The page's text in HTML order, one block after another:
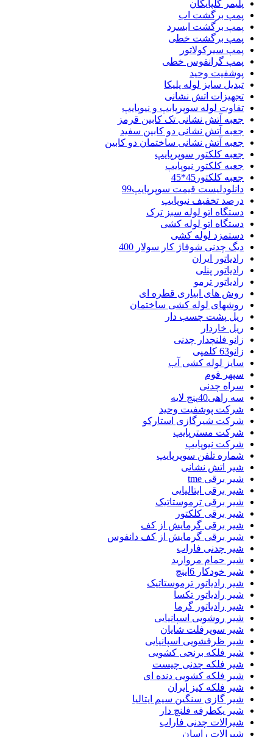
پلیمر گلپایگان
پمپ برگشت اب
پمپ برگشت ابسرد
پمپ برگشت خطی
پمپ سیرکولاتور
پمپ گرانفوس خطی
پوشفیت وحید
تبدیل سایز لوله پلیکا
تجهیزات اتش نشانی
تفاوت لوله سوپرپابپ و نیوپایپ
جعبه آتش نشانی تک کابین قرمز
جعبه آتش نشانی دو کابین سفید
جعبه آتش نشانی ساختمان دو کابین
جعبه کلکتور سوپرپایپ
جعبه کلکتور نیوپایپ
جعبه کلکتور45*45
دانلودلیست قیمت سوپرپایپ99
درصد تخفیف نیوپایپ
دستگاه اتو لوله سبز ترک
دستگاه اتو لوله کشی
دستمزد لوله کشی
دیگ چدنی شوفاژ کار سولار 400
رادیاتور ایران
رادیاتور پنلی
رادیاتور ترمو
روش های ابیاری قطره ای
روشهای لوله کشی ساختمان
ریل پشت چسب دار
ریل خاردار
زانو فلنچدار چدنی
زانو63 کلمپی
سایز لوله کشی آب
سپهر فوم
سراه چدنی
سه راهی40پنج لایه
شرکت پوشفیت وحید
شرکت شیرگازی استارکو
شرکت مسترپایپ
شرکت نیوپایپ
شماره تلفن سوپرپایپ
شیر اتش نشانی
شیر برقی tme
شیر برقی ایتالیایی
شیر برقی ترموستاتیک
شیر برقی کلکتور
شیر برقی گرمایش از کف
شیر برقی گرمایش از کف دانفوس
شیر چدنی فاراب
شیر حمام مروارید
شیر خودکار 6اینچ
شیر رادیاتور ترموستاتیک
شیر رادیاتور تکسا
شیر رادیاتور گرما
شیر روشویی اسپانیایی
شیر سوپرفلت شایان
شیر ظرفشویی اسپانیایی
شیر فلکه برنجی کشویی
شیر فلکه چدنی چیست
شیر فلکه کشویی دنده ای
شیر فلکه کیز ایران
شیر گازی سنگین سیم ایتالیا
شیر یکطرفه فلنچ دار
شیرالات چدنی فاراب
شیرالات راسان